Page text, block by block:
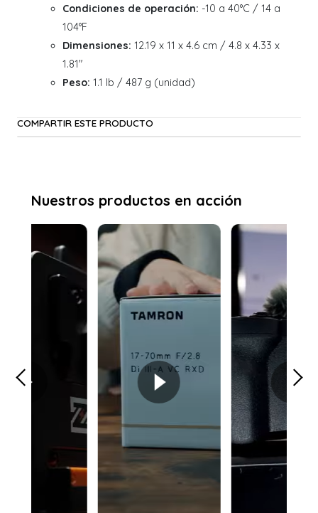
Condiciones de operación: -10 a 40°C / 14 a
104°F
Dimensiones: 12.19 x 11 x 4.6 cm / 4.8 x 4.33 x
1.81"
Peso: 1.1 lb / 487 g (unidad)
COMPARTIR ESTE PRODUCTO